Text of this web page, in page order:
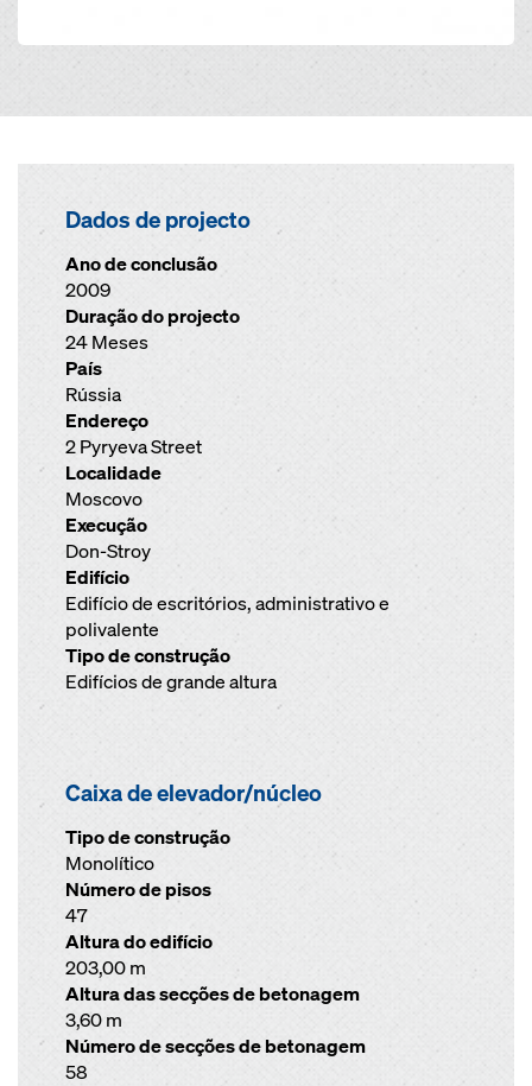
Dados de projecto
Ano de conclusão
2009
Duração do projecto
24 Meses
País
Rússia
Endereço
2 Pyryeva Street
Localidade
Moscovo
Execução
Don-Stroy
Edifício
Edifício de escritórios, administrativo e
polivalente
Tipo de construção
Edifícios de grande altura
Caixa de elevador/núcleo
Tipo de construção
Monolítico
Número de pisos
47
Altura do edifício
203,00 m
Altura das secções de betonagem
3,60 m
Número de secções de betonagem
58